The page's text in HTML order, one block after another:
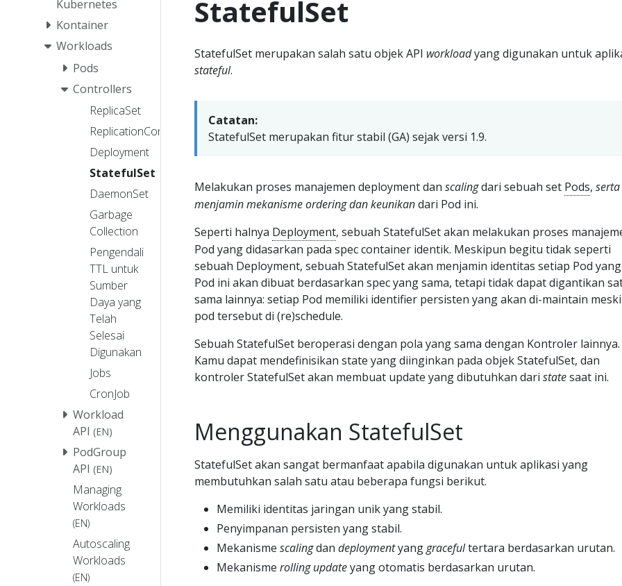
Kubernetes
Kontainer
Workloads
Pods
Controllers
ReplicaSet
ReplicationController
Deployment
StatefulSet
DaemonSet
Garbage
Collection
Pengendali
TTL untuk
Sumber
Daya yang
Telah
Selesai
Digunakan
Jobs
CronJob
Workload
API (EN)
PodGroup
API (EN)
Managing
Workloads
(EN)
Autoscaling
Workloads
(EN)
StatefulSet
StatefulSet merupakan salah satu objek API workloadyang digunakan untuk
stateful.
Catatan:
StatefulSet merupakan fitur stabil (GA) sejak versi 1.9.
Melakukan proses manajemen deployment dan scalingdari sebuah set Pods, serta
menjamin mekanismeorderingdan keunikandari Pod ini.
Seperti halnya Deployment, sebuah StatefulSet akan melakukan proses
Pod yang didasarkan pada spec container identik. Meskipun begitu tidak seperti
sebuah Deployment, sebuah StatefulSet akan menjamin identitas setiap Pod yang
Pod ini akan dibuat berdasarkan spec yang sama, tetapi tidak dapat digantikan
sama lainnya: setiap Pod memiliki identifier persisten yang akan di-maintain
pod tersebut di (re)schedule.
Sebuah StatefulSet beroperasi dengan pola yang sama dengan Kontroler lainnya.
Kamu dapat mendefinisikan state yang diinginkan pada objek StatefulSet, dan
kontroler StatefulSet akan membuat update yang dibutuhkan dari statesaat ini.
Menggunakan StatefulSet
StatefulSet akan sangat bermanfaat apabila digunakan untuk aplikasi yang
membutuhkan salah satu atau beberapa fungsi berikut.
Memiliki identitas jaringan unik yang stabil.
Penyimpanan persisten yang stabil.
Mekanisme scalingdan deploymentyanggracefultertara berdasarkan urutan.
Mekanisme rolling updateyang otomatis berdasarkan urutan.